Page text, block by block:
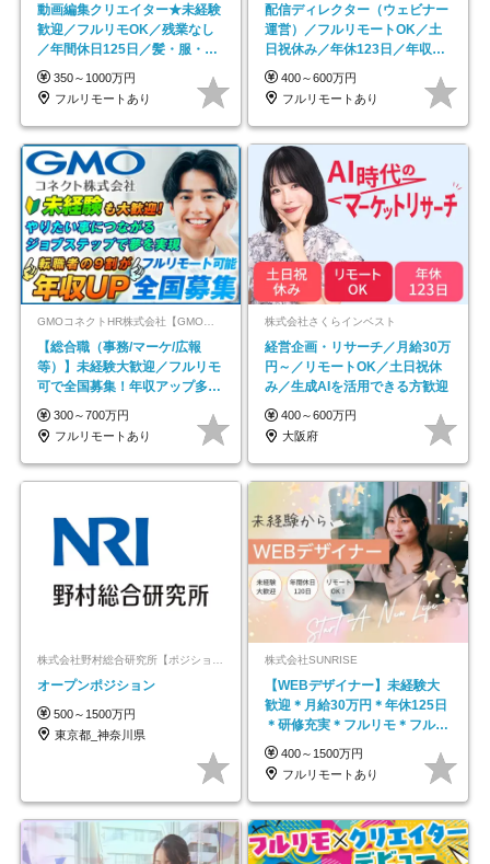
動画編集クリエイター★未経験
歓迎／フルリモOK／残業なし
／年間休日125日／髪・服・ネ
イル自由／研修充実で安心
350～1000万円
フルリモートあり
配信ディレクター（ウェビナー
運営）／フルリモートOK／土
日祝休み／年休123日／年収
600万円可
400～600万円
フルリモートあり
GMOコネクトHR株式会社【GMOインターネットグループ】
【総合職（事務/マーケ/広報
等）】未経験大歓迎／フルリモ
可で全国募集！年収アップ多数
★年休最大130日★
300～700万円
フルリモートあり
株式会社さくらインベスト
経営企画・リサーチ／月給30万
円～／リモートOK／土日祝休
み／生成AIを活用できる方歓迎
400～600万円
大阪府
オープンポジション
500～1500万円
東京都_神奈川県
株式会社SUNRISE
【WEBデザイナー】未経験大
歓迎＊月給30万円＊年休125日
＊研修充実＊フルリモ＊フルフ
レックス＊
400～1500万円
フルリモートあり